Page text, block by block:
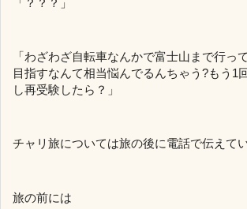
「わざわざ自転車なんかで富士山まで行っ
目指すなんて相当悩んでるんちゃう?もう1
し再受験したら？」
チャリ旅については旅の後に電話で伝えてい
旅の前には